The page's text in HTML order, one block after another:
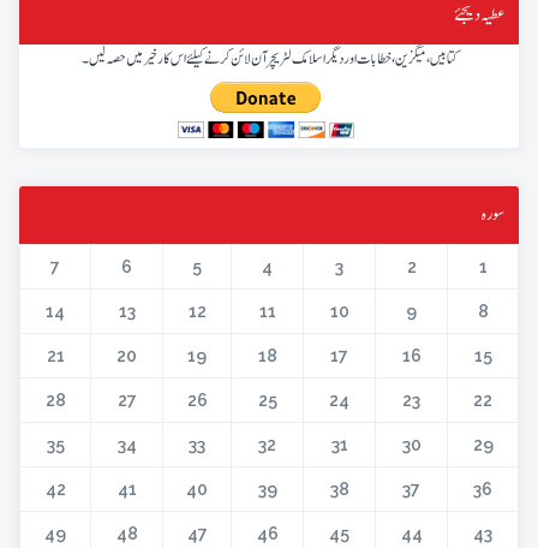
عطیہ دیجئے
کتابیں، میگزین، خطابات اور دیگر اسلامک لٹریچر آن لائن کرنے کیلئے اس کار خیر میں حصہ لیں۔
سورہ
1
2
3
4
5
6
7
8
9
10
11
12
13
14
15
16
17
18
19
20
21
22
23
24
25
26
27
28
29
30
31
32
33
34
35
36
37
38
39
40
41
42
43
44
45
46
47
48
49